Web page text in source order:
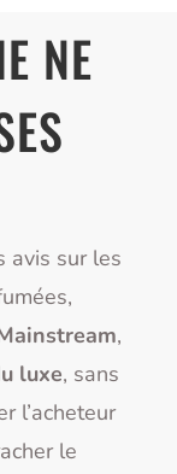
NE
avis sur les
,
luxe, sans
l’acheteur
le